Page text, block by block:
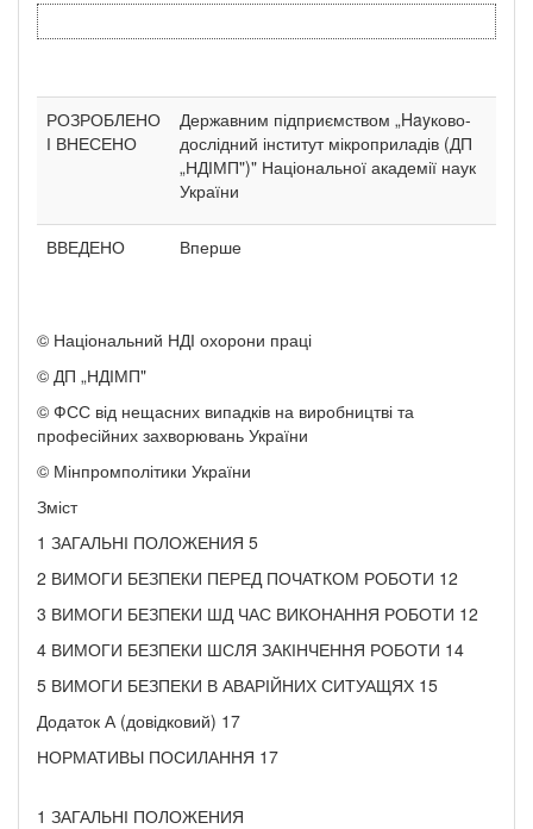
РОЗРОБЛЕНО
І ВНЕСЕНО
Державним підприємством „Hayково-
дослідний інститут мікроприладів (ДП
„НДІМП")" Національної академії наук
України
ВВЕДЕНО Вперше
© Національний НДІ охорони праці
© ДП „НДІМП"
© ФСС від нещасних випадків на виробництві та
професійних захворювань України
© Мінпромполітики України
Зміст
1 ЗАГАЛЬНІ ПОЛОЖЕНИЯ 5
2 ВИМОГИ БЕЗПЕКИ ПЕРЕД ПОЧАТКОМ РОБОТИ 12
3 ВИМОГИ БЕЗПЕКИ ШД ЧАС ВИКОНАННЯ РОБОТИ 12
4 ВИМОГИ БЕЗПЕКИ ШСЛЯ ЗАКІНЧЕННЯ РОБОТИ 14
5 ВИМОГИ БЕЗПЕКИ В АВАРІЙНИХ СИТУАЩЯХ 15
Додаток А (довідковий) 17
НОРМАТИВЫ ПОСИЛАННЯ 17
1 ЗАГАЛЬНІ ПОЛОЖЕНИЯ